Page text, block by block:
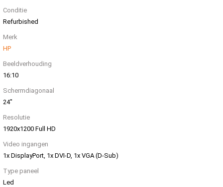
Conditie
Refurbished
Merk
HP
Beeldverhouding
16:10
Schermdiagonaal
24″
Resolutie
1920x1200 Full HD
Video ingangen
1x DisplayPort, 1x DVI-D, 1x VGA (D-Sub)
Type paneel
Led